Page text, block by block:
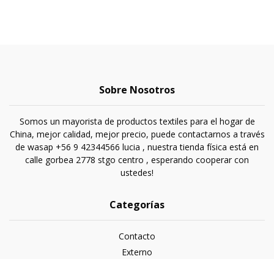
Sobre Nosotros
Somos un mayorista de productos textiles para el hogar de
China, mejor calidad, mejor precio, puede contactarnos a través
de wasap +56 9 42344566 lucia , nuestra tienda física está en
calle gorbea 2778 stgo centro , esperando cooperar con
ustedes!
Categorías
Contacto
Externo